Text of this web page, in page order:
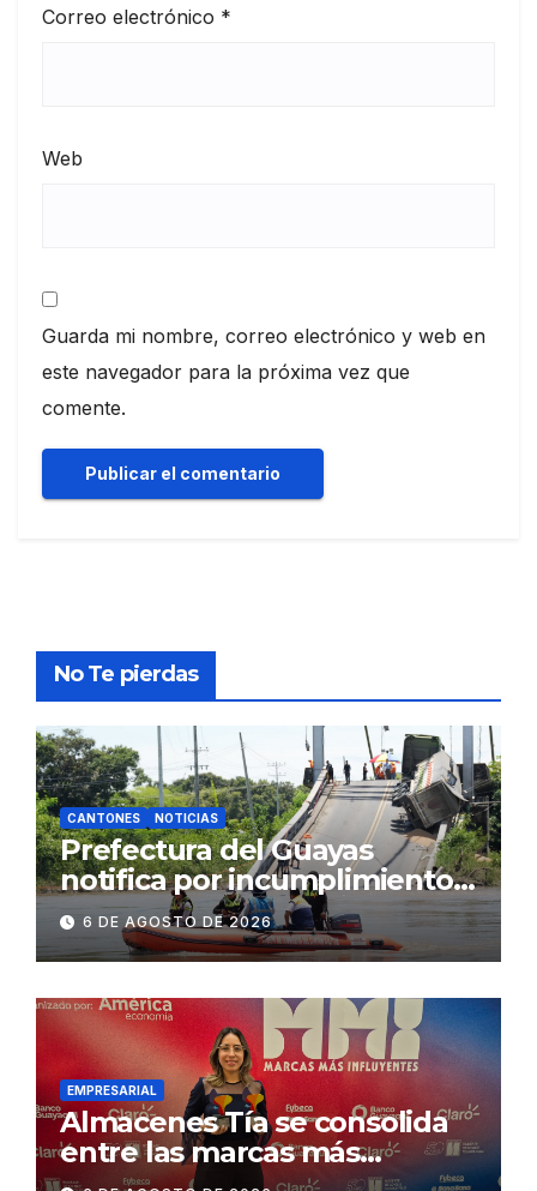
Correo electrónico *
Web
Guarda mi nombre, correo electrónico y web en
este navegador para la próxima vez que
comente.
No Te pierdas
CANTONES NOTICIAS
Prefectura del Guayas
notifica por incumplimiento
contractual a la
Concesionaria CONORTE y
exige celeridad en
desmontaje del puente
Gonzalo Icaza Cornejo, en
Daule
6 DE AGOSTO DE 2026
EMPRESARIAL
Almacenes Tía se consolida
entre las marcas más
influyentes del Ecuador